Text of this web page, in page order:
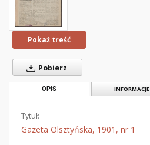
Pokaż treść
Pobierz
OPIS INFORMACJE
Tytuł:
Gazeta Olsztyńska, 1901, nr 1